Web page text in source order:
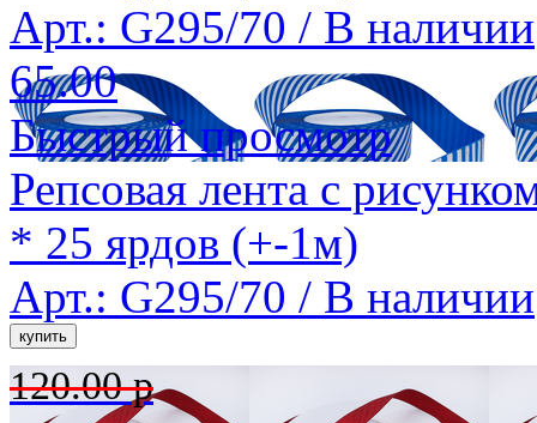
Арт.: G295/70 / В наличии
65.00
Быстрый просмотр
Репсовая лента с
* 25 ярдов (+-1м)
Арт.: G295/70 / В наличии
120.00 р